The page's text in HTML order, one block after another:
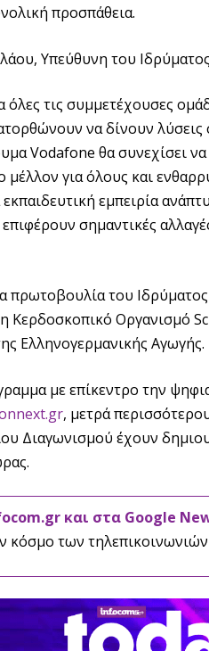
προσπάθεια.
Υπεύθυνη του
όλες τις συμμετέχουσες
να δίνουν λύσεις
Vodafone θα συνεχίσει
για όλους και
εκπαιδευτική εμπειρία
σημαντικές
πρωτοβουλία του
Κερδοσκοπικό Οργανισμό
Ελληνογερμανικής Αγωγής.
με επίκεντρο την
, μετρά
Διαγωνισμού έχουν
και στα Google
κόσμο των τηλεπικοινωνιών